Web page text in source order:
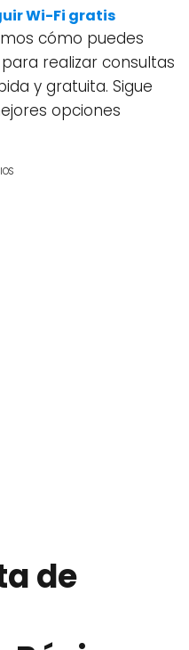
Wi-Fi gratis
cómo puedes
realizar consultas
y gratuita. Sigue
opciones
de